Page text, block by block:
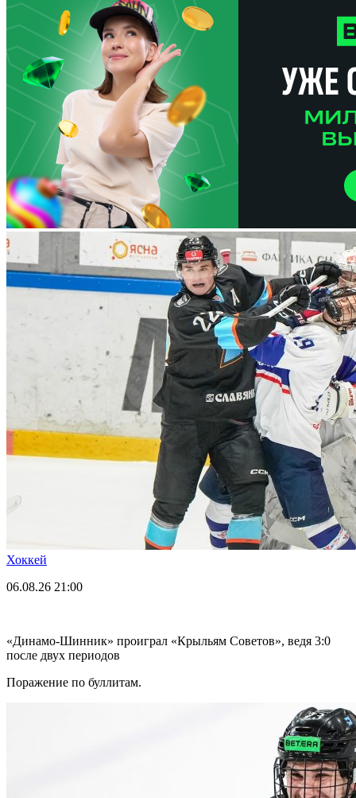
Хоккей
06.08.26 21:00
«Динамо-Шинник» проиграл «Крыльям Советов», ведя 3:0
после двух периодов
Поражение по буллитам.